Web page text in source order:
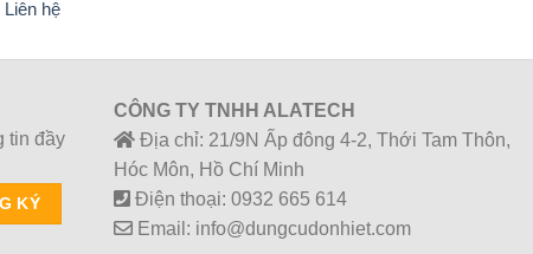
Liên hệ
tin đầy
CÔNG TY TNHH ALATECH
Địa chỉ: 21/9N Ấp đông 4-2, Thới Tam Thôn,
Hóc Môn, Hồ Chí Minh
Điện thoại: 0932 665 614
Email: info@dungcudonhiet.com